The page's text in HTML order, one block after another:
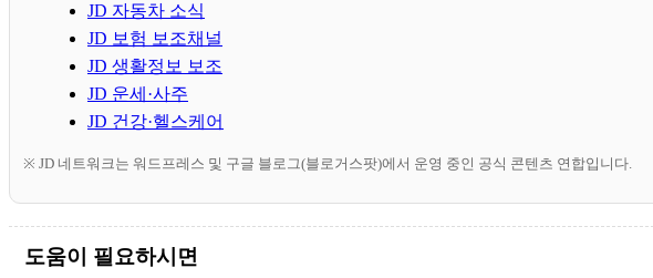
JD 자동차 소식
JD 보험 보조채널
JD 생활정보 보조
JD 운세·사주
JD 건강·헬스케어
※ JD 네트워크는 워드프레스 및 구글 블로그(블로거스팟)에서 운영 중인 공식 콘텐츠 연합입니다.
도움이 필요하시면